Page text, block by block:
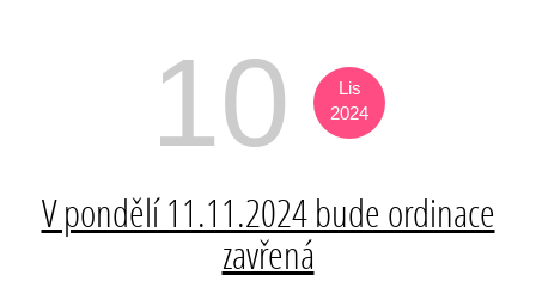
10
Lis
2024
V pondělí 11.11.2024 bude ordinace
zavřená